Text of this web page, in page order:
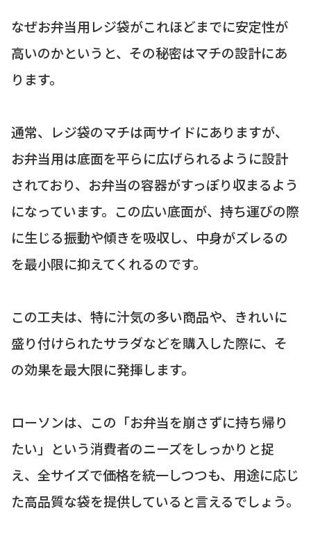
なぜお弁当用レジ袋がこれほどまでに安定性が
高いのかというと、その秘密はマチの設計にあ
ります。
通常、レジ袋のマチは両サイドにありますが、
お弁当用は底面を平らに広げられるように設計
されており、お弁当の容器がすっぽり収まるよう
になっています。この広い底面が、持ち運びの際
に生じる振動や傾きを吸収し、中身がズレるの
を最小限に抑えてくれるのです。
この工夫は、特に汁気の多い商品や、きれいに
盛り付けられたサラダなどを購入した際に、そ
の効果を最大限に発揮します。
ローソンは、この「お弁当を崩さずに持ち帰り
たい」という消費者のニーズをしっかりと捉
え、全サイズで価格を統一しつつも、用途に応じ
た高品質な袋を提供していると言えるでしょう。